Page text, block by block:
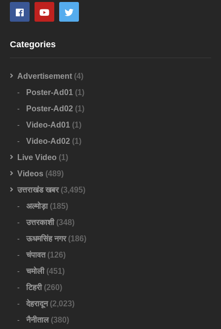
Categories
Advertisement (4)
Poster-Ad01 (1)
Poster-Ad02 (1)
Video-Ad01 (1)
Video-Ad02 (1)
Live Video (1)
Videos (489)
उत्तराखंड खबर(3,495)
अल्मोड़ा(185)
उत्तरकाशी(348)
ऊधमसिंह नगर(186)
चंपावत(126)
चमोली(451)
टिहरी(260)
देहरादून(2,023)
नैनीताल(380)